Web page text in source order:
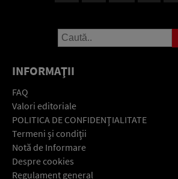
INFORMAŢII
FAQ
Valori editoriale
POLITICA DE CONFIDENŢIALITATE
Termeni şi condiţii
Notă de Informare
Despre cookies
Regulament general